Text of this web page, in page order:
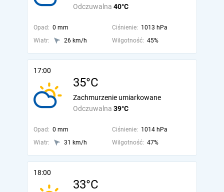
Odczuwalna 40°C
Opad: 0 mm Ciśnienie: 1013 hPa
Wiatr:
26 km/h Wilgotność: 45%
17:00
35°C
Odczuwalna 39°C
Zachmurzenie umiarkowane
Opad: 0 mm Ciśnienie: 1014 hPa
Wiatr:
31 km/h Wilgotność: 47%
18:00
33°C